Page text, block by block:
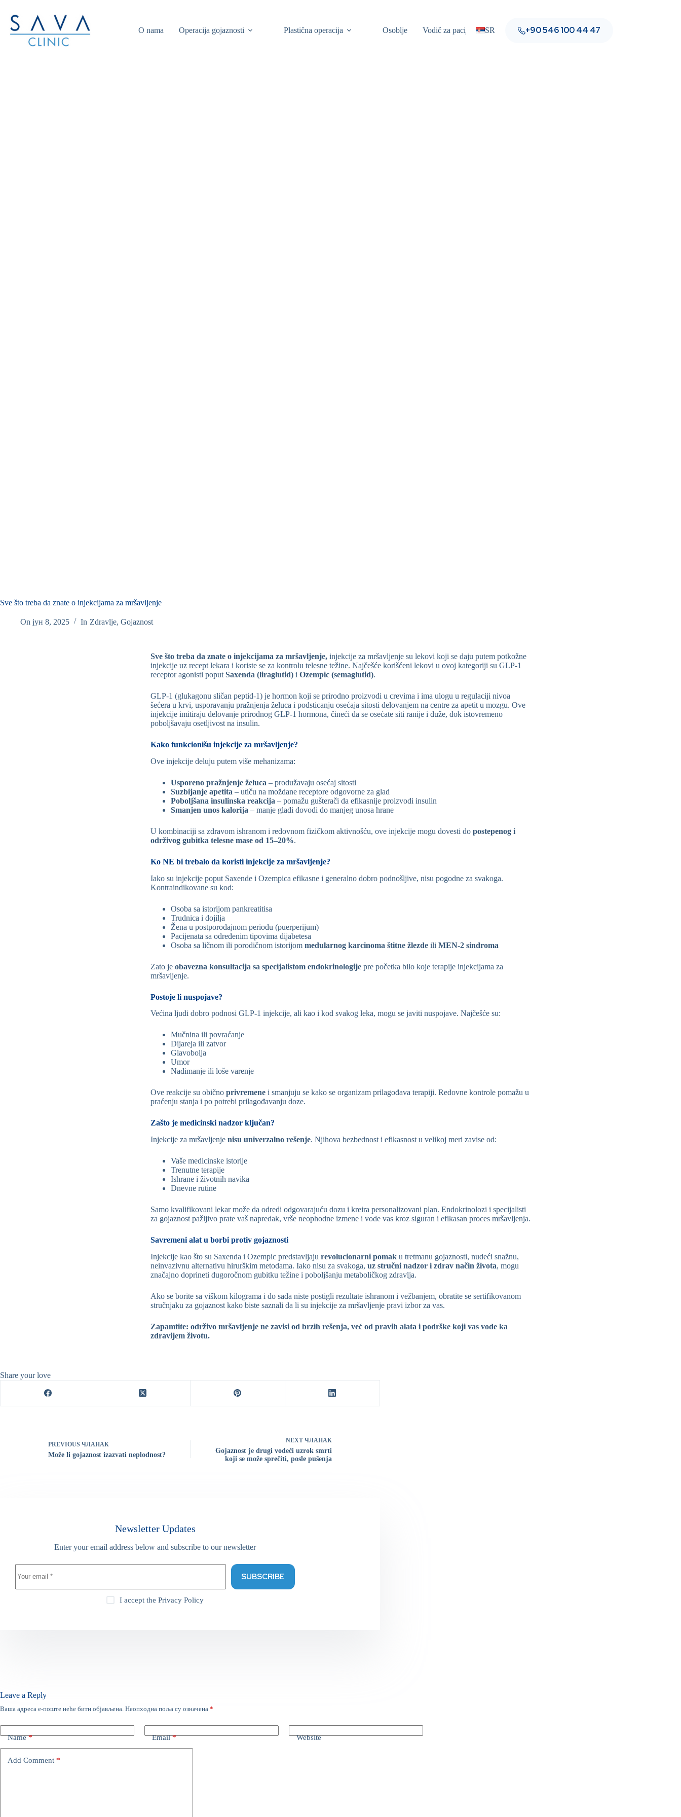
O nama Operacija gojaznosti Plastična operacija Osoblje Vodič za pacijente Blog Kontakt
SR +90 546 100 44 47
Sve što treba da znate o injekcijama za mršavljenje
On јун 8, 2025 In Zdravlje, Gojaznost
Sve što treba da znate o injekcijama za mršavljenje, injekcije za mršavljenje su lekovi koji se daju putem potkožne
injekcije uz recept lekara i koriste se za kontrolu telesne težine. Najčešće korišćeni lekovi u ovoj kategoriji su GLP-1
receptor agonisti poput Saxenda (liraglutid) i Ozempic (semaglutid).
GLP-1 (glukagonu sličan peptid-1) je hormon koji se prirodno proizvodi u crevima i ima ulogu u regulaciji nivoa
šećera u krvi, usporavanju pražnjenja želuca i podsticanju osećaja sitosti delovanjem na centre za apetit u mozgu. Ove
injekcije imitiraju delovanje prirodnog GLP-1 hormona, čineći da se osećate siti ranije i duže, dok istovremeno
poboljšavaju osetljivost na insulin.
Kako funkcionišu injekcije za mršavljenje?
Ove injekcije deluju putem više mehanizama:
Usporeno pražnjenje želuca – produžavaju osećaj sitosti
Suzbijanje apetita – utiču na moždane receptore odgovorne za glad
Poboljšana insulinska reakcija – pomažu gušterači da efikasnije proizvodi insulin
Smanjen unos kalorija – manje gladi dovodi do manjeg unosa hrane
U kombinaciji sa zdravom ishranom i redovnom fizičkom aktivnošću, ove injekcije mogu dovesti do postepenog i
održivog gubitka telesne mase od 15–20%.
Ko NE bi trebalo da koristi injekcije za mršavljenje?
Iako su injekcije poput Saxende i Ozempica efikasne i generalno dobro podnošljive, nisu pogodne za svakoga.
Kontraindikovane su kod:
Osoba sa istorijom pankreatitisa
Trudnica i dojilja
Žena u postporođajnom periodu (puerperijum)
Pacijenata sa određenim tipovima dijabetesa
Osoba sa ličnom ili porodičnom istorijom medularnog karcinoma štitne žlezde ili MEN-2 sindroma
Zato je obavezna konsultacija sa specijalistom endokrinologije pre početka bilo koje terapije injekcijama za
mršavljenje.
Postoje li nuspojave?
Većina ljudi dobro podnosi GLP-1 injekcije, ali kao i kod svakog leka, mogu se javiti nuspojave. Najčešće su:
Mučnina ili povraćanje
Dijareja ili zatvor
Glavobolja
Umor
Nadimanje ili loše varenje
Ove reakcije su obično privremene i smanjuju se kako se organizam prilagođava terapiji. Redovne kontrole pomažu u
praćenju stanja i po potrebi prilagođavanju doze.
Zašto je medicinski nadzor ključan?
Injekcije za mršavljenje nisu univerzalno rešenje. Njihova bezbednost i efikasnost u velikoj meri zavise od:
Vaše medicinske istorije
Trenutne terapije
Ishrane i životnih navika
Dnevne rutine
Samo kvalifikovani lekar može da odredi odgovarajuću dozu i kreira personalizovani plan. Endokrinolozi i specijalisti
za gojaznost pažljivo prate vaš napredak, vrše neophodne izmene i vode vas kroz siguran i efikasan proces mršavljenja.
Savremeni alat u borbi protiv gojaznosti
Injekcije kao što su Saxenda i Ozempic predstavljaju revolucionarni pomak u tretmanu gojaznosti, nudeći snažnu,
neinvazivnu alternativu hirurškim metodama. Iako nisu za svakoga, uz stručni nadzor i zdrav način života, mogu
značajno doprineti dugoročnom gubitku težine i poboljšanju metaboličkog zdravlja.
Ako se borite sa viškom kilograma i do sada niste postigli rezultate ishranom i vežbanjem, obratite se sertifikovanom
stručnjaku za gojaznost kako biste saznali da li su injekcije za mršavljenje pravi izbor za vas.
Zapamtite: održivo mršavljenje ne zavisi od brzih rešenja, već od pravih alata i podrške koji vas vode ka
zdravijem životu.
Share your love
PREVIOUS ЧЛАНАК
Može li gojaznost izazvati neplodnost?
NEXT ЧЛАНАК
Gojaznost je drugi vodeći uzrok smrti
koji se može sprečiti, posle pušenja
Newsletter Updates
Enter your email address below and subscribe to our newsletter
SUBSCRIBE
I accept the Privacy Policy
Leave a Reply
Ваша адреса е-поште неће бити објављена. Неопходна поља су означена *
Name* Email* Website
Add Comment *